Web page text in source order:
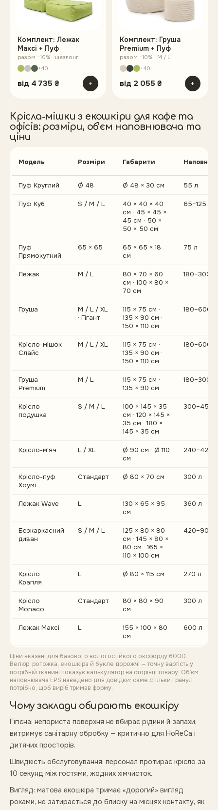
Комплект: Лежак
Максі + Пуф
разом −10% · шезлонг
+40
від 4 735 ₴ +
Комплект: Груша
Premium + Пуф
разом −10% · M / L
+40
від 2 055 ₴ +
Крісла-мішки з екошкіри для кафе та
офісів: розміри, обʼєм наповнювача та
ціни
Модель Розміри Габарити
Пуф Круглий Ø 48 Ø 48 × 30 см 55 л
Пуф Куб S / M / L
40 × 40 × 40
см · 45 × 45 ×
45 см · 50 ×
50 × 50 см
65–125 л
Пуф
Прямокутний
65 × 65
65 × 65 × 18
см
75 л
Лежак M / L
80 × 70 × 60
см · 100 × 80 ×
70 см
180–300 л
Груша
M / L / XL
· Гігант
115 × 75 см ·
135 × 90 см ·
150 × 110 см
180–600 л
Крісло-мішок
Слайс
M / L / XL
115 × 75 см ·
135 × 90 см ·
150 × 110 см
180–600 л
Груша
Premium
M / L
115 × 75 см ·
135 × 90 см
180–300 л
Крісло-
подушка
S / M / L
100 × 145 × 35
см · 120 × 145 ×
35 см · 180 ×
145 × 35 см
300–450
Крісло-м'яч L / XL
Ø 90 см · Ø 110
см
240–420
Крісло-пуф
Хоумі
Стандарт Ø 80 × 70 см 300 л
Лежак Wave L
130 × 65 × 95
см
360 л
Безкаркасний
диван
S / M / L
125 × 80 × 80
см · 145 × 80 ×
80 см · 165 ×
110 × 100 см
420–900
Крісло
Крапля
L Ø 80 × 115 см 270 л
Крісло
Monaco
Стандарт
80 × 80 × 90
см
300 л
Лежак Максі L
155 × 100 × 80
см
600 л
Ціни вказані для базового вологостійкого оксфорду 600D.
Велюр, рогожка, екошкіра й букле дорожчі — точну вартість у
потрібній тканині показує калькулятор на сторінці товару. Обʼєм
наповнювача EPS наведено для довідки: саме стільки гранул
потрібно, щоб виріб тримав форму.
Чому заклади обирають екошкіру
Гігієна: непориста поверхня не вбирає рідини й запахи,
витримує санітарну обробку — критично для HoReCa і
дитячих просторів.
Швидкість обслуговування: персонал протирає крісло за
10 секунд між гостями, жодних хімчисток.
Вигляд: матова екошкіра тримає «дорогий» вигляд
роками, не затирається до блиску на місцях контакту, як